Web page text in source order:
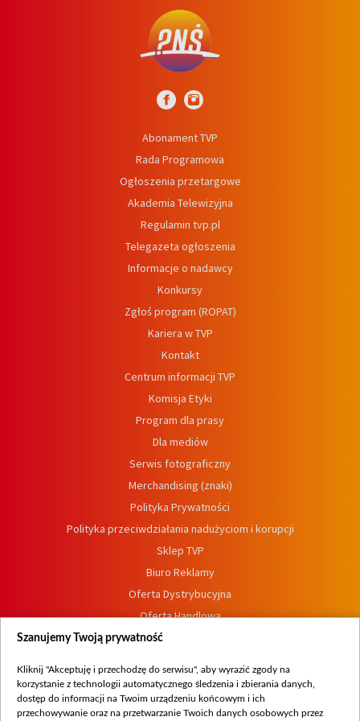
Abonament TVP
Rada Programowa
Ogłoszenia przetargowe
Akademia Telewizyjna
Regulamin tvp.pl
Telegazeta ogłoszenia
Informacje o nadawcy
Konkursy
Zgłoś program (ROPAT)
Kariera w TVP
Kontakt
Centrum informacji TVP
Komisja Etyki
Program dla prasy
Dla mediów
Serwis fotograficzny
Merchandising (znaki)
Polityka Prywatności
Polityka przeciwdziałania nadużyciom i korupcji
Sklep TVP
Biuro Reklamy
Oferta Dystrybucyjna
Oferta Handlowa
Dostępność
Procedura zgłoszeń wewnętrznych
Szanujemy Twoją prywatność
Kliknij "Akceptuję i przechodzę do serwisu", aby wyrazić zgody na
korzystanie z technologii automatycznego śledzenia i zbierania danych,
dostęp do informacji na Twoim urządzeniu końcowym i ich
przechowywanie oraz na przetwarzanie Twoich danych osobowych przez